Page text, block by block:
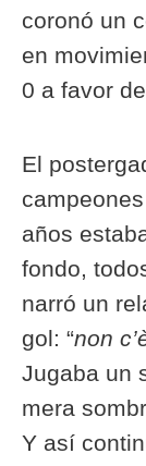
coronó un
en
0 a favor
El
años
fondo,
narró un
gol: “non
Jugaba un
mera
Y así